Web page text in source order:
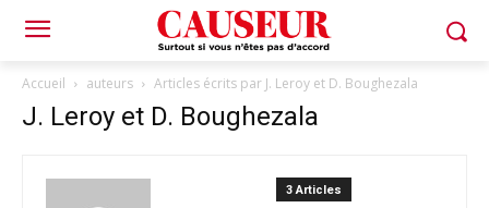
Accueil auteurs Articles écrits par J. Leroy et D. Boughezala
J. Leroy et D. Boughezala
3 Articles